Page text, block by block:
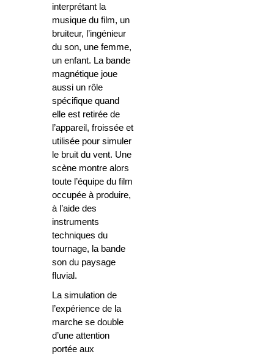
interprétant la
musique du film, un
bruiteur, l’ingénieur
du son, une femme,
un enfant. La bande
magnétique joue
aussi un rôle
spécifique quand
elle est retirée de
l’appareil, froissée et
utilisée pour simuler
le bruit du vent. Une
scène montre alors
toute l’équipe du film
occupée à produire,
à l’aide des
instruments
techniques du
tournage, la bande
son du paysage
fluvial.
La simulation de
l’expérience de la
marche se double
d’une attention
portée aux